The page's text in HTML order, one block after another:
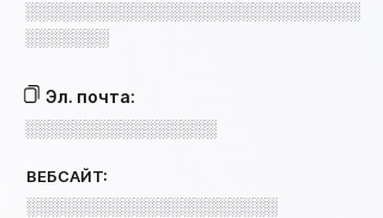
░░░░░░░░░░░░░░░░░░░░░░░░░░░░
░░░░░░░
Эл. почта:
░░░░░░░░░░░░░░░░
ВЕБСАЙТ:
░░░░░░░░░░░░░░░░░░░░░